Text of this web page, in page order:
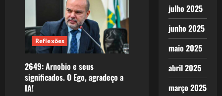
Reflexões
2649: Arnobio e seus
significados. O Ego, agradeço a
IA!
julho 2025
junho 2025
maio 2025
abril 2025
março 2025